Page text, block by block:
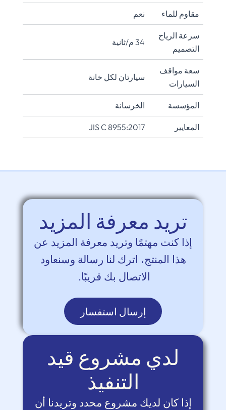
مقاوم للماء نعم
سرعة الرياح
التصميم
34 م/ثانية
سعة مواقف
السيارات
سيارتان لكل خانة
المؤسسة الخرسانة
المعايير JIS C 8955:2017
تريد معرفة المزيد
إذا كنت مهتمًا وتريد معرفة المزيد عن
هذا المنتج، اترك لنا رسالة وسنعاود
الاتصال بك قريبًا.
إرسال استفسار
لدي مشروع قيد
التنفيذ
إذا كان لديك مشروع محدد وتريدنا أن